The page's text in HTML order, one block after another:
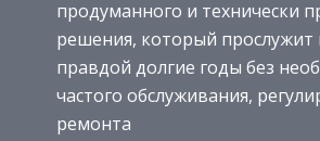
продуманного и технически
решения, который прослужит
правдой долгие годы без
частого обслуживания,
ремонта